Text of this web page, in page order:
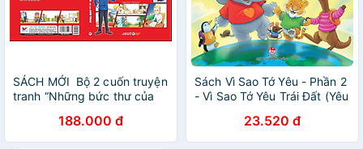
SÁCH MỚI Bộ 2 cuốn truyện
tranh “Những bức thư của
188.000 đ
Sách Vì Sao Tớ Yêu - Phần 2
- Vì Sao Tớ Yêu Trái Đất (Yêu
23.520 đ